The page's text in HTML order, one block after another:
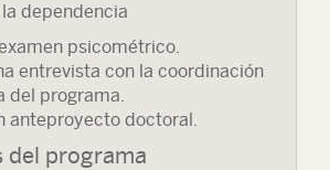
dependencia
psicométrico.
entrevista con la coordinación
del programa.
anteproyecto doctoral.
del programa